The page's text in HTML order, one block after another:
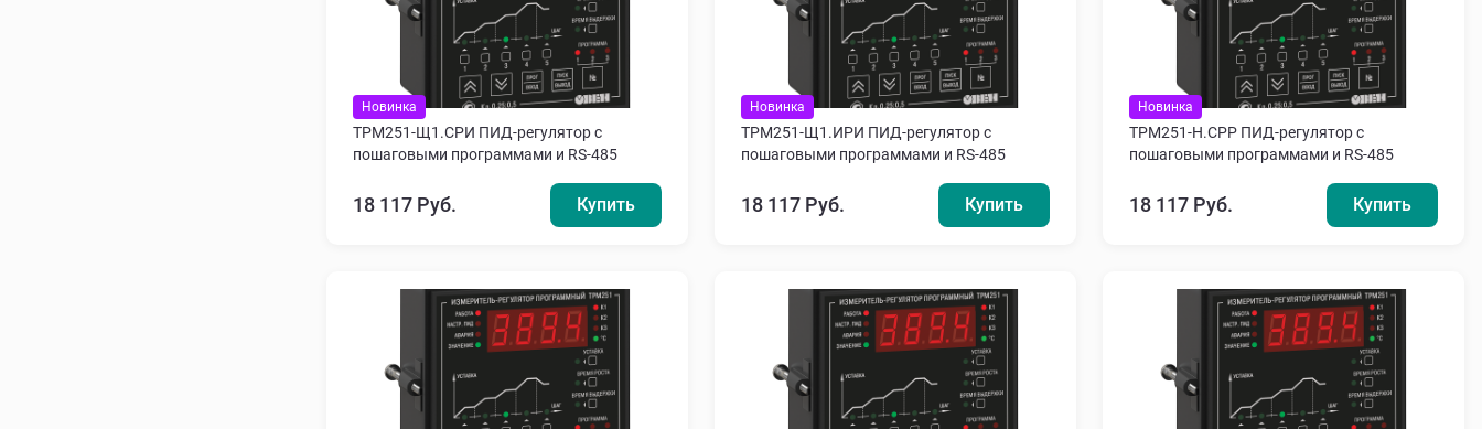
Новинка
ТРМ251-Щ1.СРИ ПИД-регулятор с
пошаговыми программами и RS-485
18 117 Руб. Купить
Новинка
ТРМ251-Щ1.ИРИ ПИД-регулятор с
пошаговыми программами и RS-485
18 117 Руб. Купить
Новинка
ТРМ251-Н.СРР ПИД-регулятор с
пошаговыми программами и RS-485
18 117 Руб. Купить